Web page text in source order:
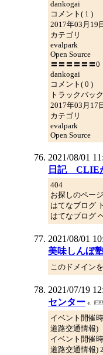
dankogai
コメント( 1 )
2017年03月19
カテゴリ
evalpark
Open Source
〓〓〓〓〓〓0
dankogai
コメント( 0 )
トラックバッ
2017年03月17
カテゴリ
evalpark
Open Source
2021/08/01
日記 CLIE
404
お探しのペー
はてなブログ
はてなブログ
2021/08/01
美味しんぼ
このドメイン
2021/07/19
センター
イベント開催
道路交通情報)
イベント開催
道路交通情報)